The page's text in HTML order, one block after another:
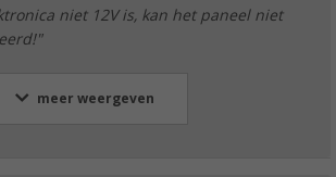
niet 12V is, kan het paneel niet
meer weergeven